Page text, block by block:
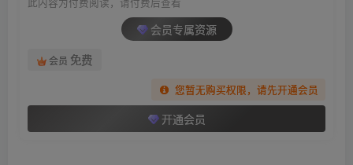
会员专属资源
会员 免费
您暂无购买权限，请先开通会员
开通会员